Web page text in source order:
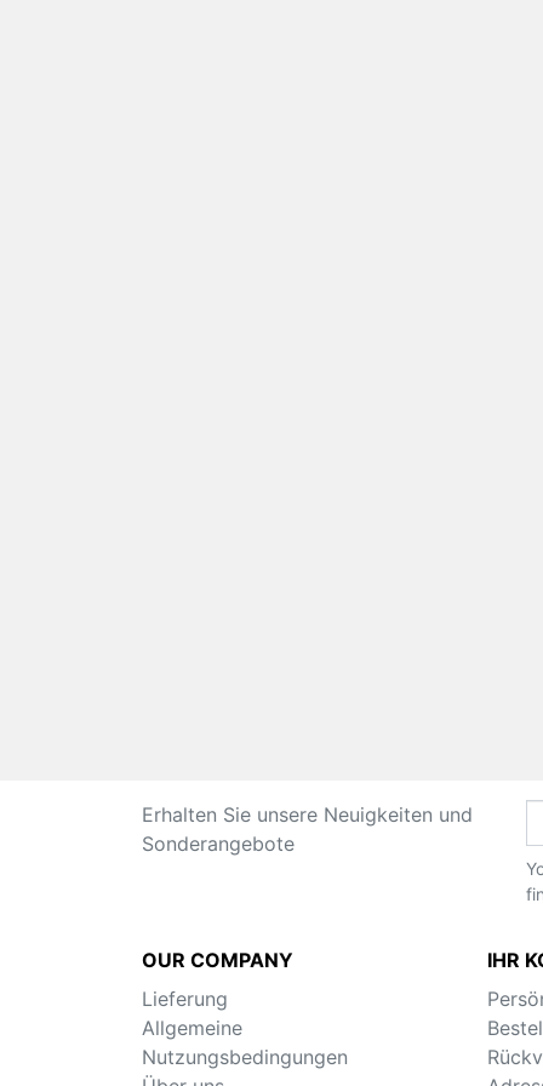
Erhalten Sie unsere Neuigkeiten und
Sonderangebote
OUR COMPANY
Lieferung
Allgemeine
Nutzungsbedingungen
IHR